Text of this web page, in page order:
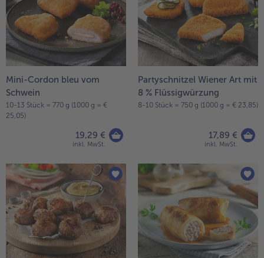
alle Wein & Spirituosen
Küchenutensilien
alle Küchenutensilien
Kuchen & Torten
alle Kuchen & Torten
alle BIO
bofrost*free
alle bofrost*free
High Protein
alle High Protein
bofrost*plus.
alle bofrost*plus.
Pflanzliche Alternativprodukte
alle Pflanzliche Alternativprodukte
Heißluftfritteuse
Mini-Cordon bleu vom
Schwein
10-13 Stück = 770 g (1000 g = €
25,05)
19,29 €
inkl. MwSt.
Partyschnitzel Wiener Art mit
8 % Flüssigwürzung
8-10 Stück = 750 g (1000 g = € 23,85)
17,89 €
inkl. MwSt.